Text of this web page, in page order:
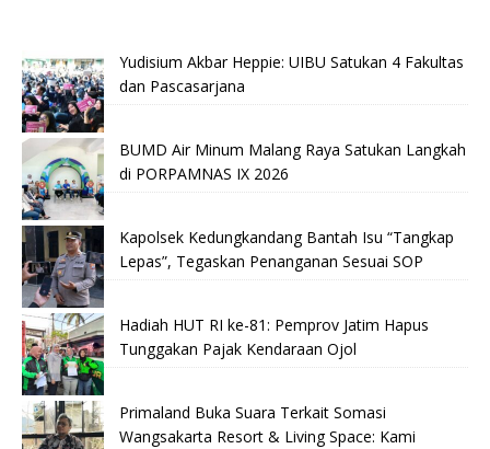
Yudisium Akbar Heppie: UIBU Satukan 4 Fakultas
dan Pascasarjana
BUMD Air Minum Malang Raya Satukan Langkah
di PORPAMNAS IX 2026
Kapolsek Kedungkandang Bantah Isu “Tangkap
Lepas”, Tegaskan Penanganan Sesuai SOP
Hadiah HUT RI ke-81: Pemprov Jatim Hapus
Tunggakan Pajak Kendaraan Ojol
Primaland Buka Suara Terkait Somasi
Wangsakarta Resort & Living Space: Kami